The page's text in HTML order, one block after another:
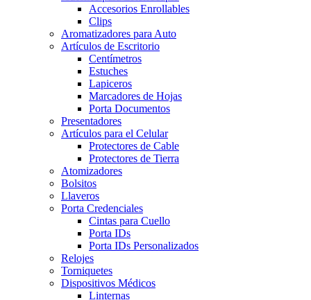
Accesorios Enrollables
Clips
Aromatizadores para Auto
Artículos de Escritorio
Centímetros
Estuches
Lapiceros
Marcadores de Hojas
Porta Documentos
Presentadores
Artículos para el Celular
Protectores de Cable
Protectores de Tierra
Atomizadores
Bolsitos
Llaveros
Porta Credenciales
Cintas para Cuello
Porta IDs
Porta IDs Personalizados
Relojes
Torniquetes
Dispositivos Médicos
Linternas